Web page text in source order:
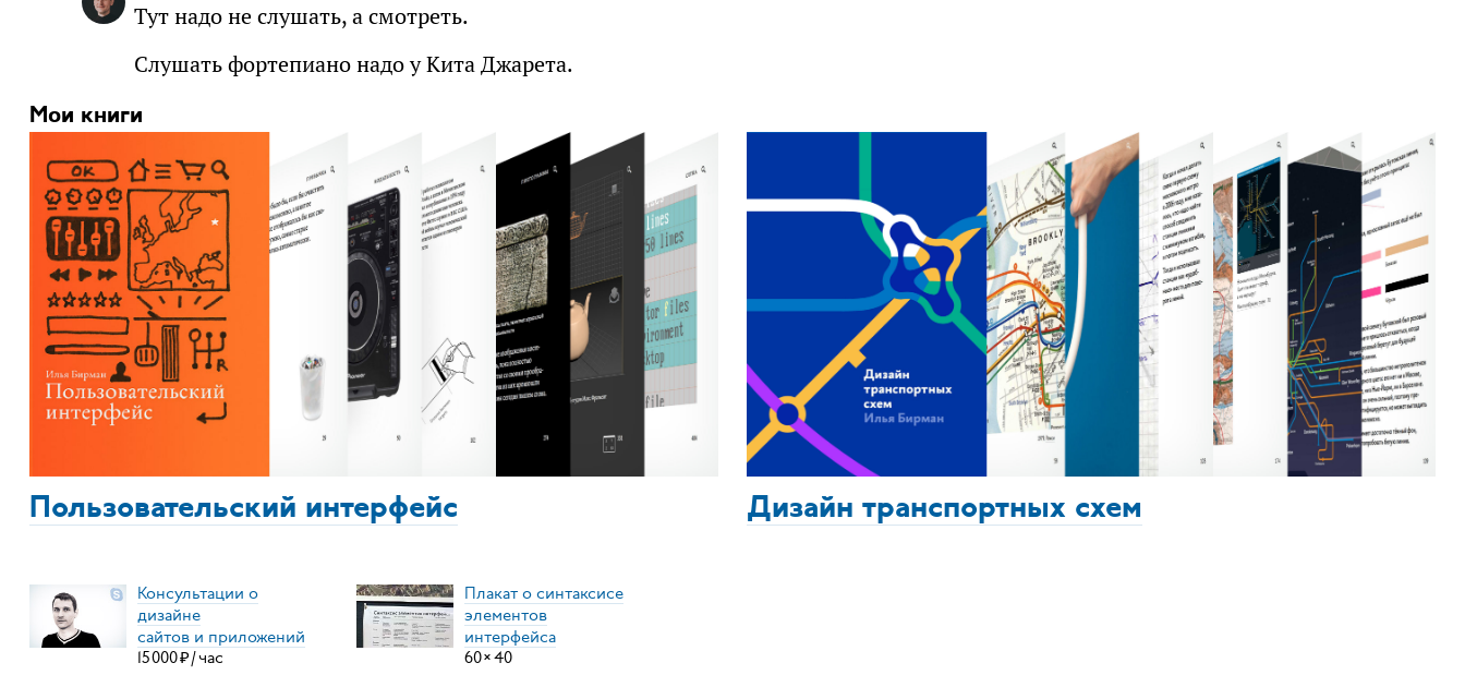
Тут надо не слушать, а смотреть.
Слушать фортепиано надо у Кита Джарета.
Мои книги
Пользовательский интерфейс Дизайн транспортных схем
Консультации о
дизайне
сайтов и приложений
15000₽/час
Плакат о синтаксисе
элементов
интерфейса
60×40